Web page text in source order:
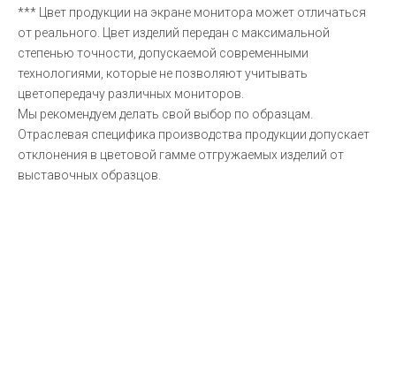
*** Цвет продукции на экране монитора может отличаться
от реального. Цвет изделий передан с максимальной
степенью точности, допускаемой современными
технологиями, которые не позволяют учитывать
цветопередачу различных мониторов.
Мы рекомендуем делать свой выбор по образцам.
Отраслевая специфика производства продукции допускает
отклонения в цветовой гамме отгружаемых изделий от
выставочных образцов.